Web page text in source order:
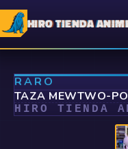
HIRO TIENDA
RARO
TAZA MEWTWO-
HIRO TIENDA